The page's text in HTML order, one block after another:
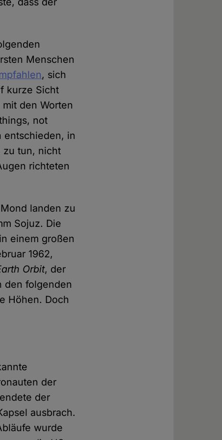
Menschen
, sich
kurze Sicht
den Worten
not
entschieden, in
zu tun, nicht
richteten
landen zu
Sojuz. Die
einem großen
1962,
Orbit, der
den folgenden
Höhen. Doch
der
der
ausbrach.
wurde